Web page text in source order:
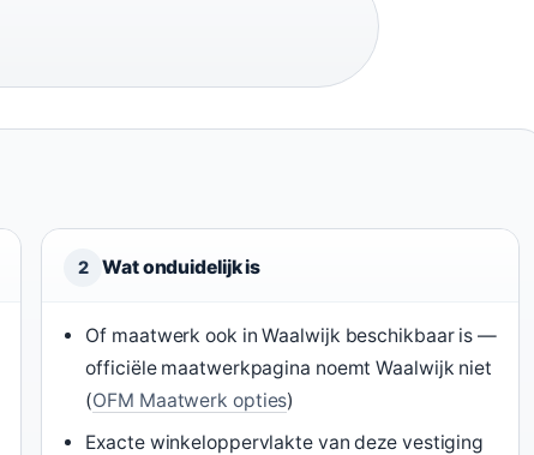
2 Wat onduidelijk is
Of maatwerk ook in Waalwijk beschikbaar is —
officiële maatwerkpagina noemt Waalwijk niet
(OFM Maatwerk opties)
Exacte winkeloppervlakte van deze vestiging